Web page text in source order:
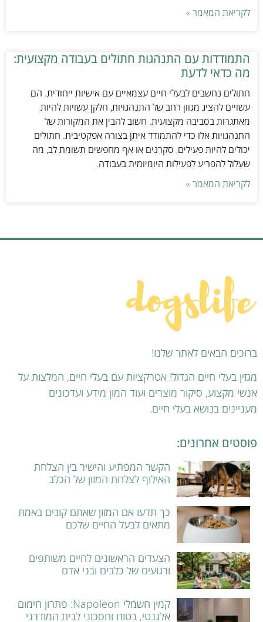
לקריאת המאמר »
התמודדות עם התנהגות חתולים בעבודה מקצועית:
מה כדאי לדעת
חתולים נחשבים לבעלי חיים עצמאיים עם אישיות ייחודית. הם
עשויים להציג מגוון רחב של התנהגויות, חלקן עשויות להיות
מאתגרות בסביבה מקצועית. חשוב להבין את המקורות של
התנהגויות אלו כדי להתמודד איתן בצורה אפקטיבית. חתולים
יכולים להיות פעילים, סקרנים או אף מחפשים תשומת לב, מה
שעלול להפריע לפעילות היומיומית בעבודה.
לקריאת המאמר »
ברוכים הבאים לאתר שלנו!
מגזין בעלי חיים הגדול! אטרקציות עם בעלי חיים, המלצות על
אנשי מקצוע, סיקור מוצרים ועוד המון מידע ועדכונים
מעניינים בנושא בעלי חיים.
פוסטים אחרונים:
הקשר המפתיע והישיר בין הצלחת
האילוף לצלחת המזון של הכלב
כך תדעו אם המזון שאתם קונים באמת
מתאים לבעל החיים שלכם
הצעדים הראשונים לחיים משותפים
ורגועים של כלבים ובני אדם
קמין חשמלי Napoleon: פתרון חימום
אלגנטי, בטוח וחסכוני לבית המודרני